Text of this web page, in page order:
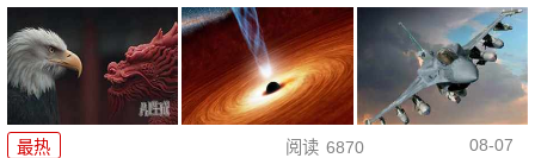
最热 阅读 6870 08-07